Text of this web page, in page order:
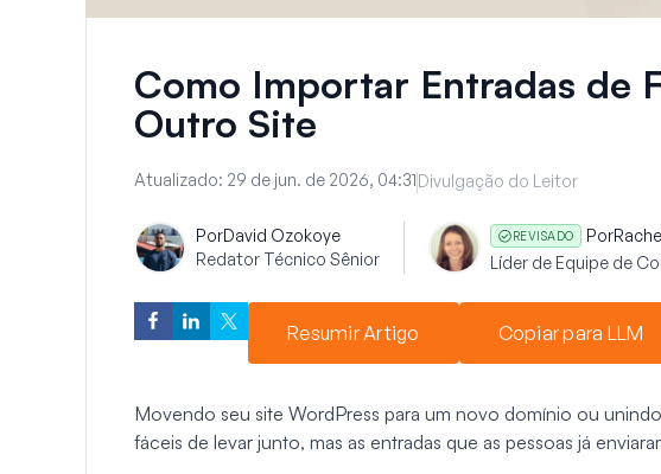
Como Importar Entradas de
Outro Site
Atualizado: 29 de jun. de 2026, 04:31Divulgação do Leitor
PorDavid Ozokoye
Redator Técnico Sênior
REVISADO Por
Líder de Equipe de
Resumir Artigo Copiar para LLM
Movendo seu site WordPress para um novo domínio ou
fáceis de levar junto, mas as entradas que as pessoas já